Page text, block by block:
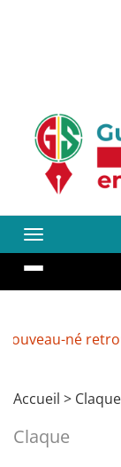
né
Accueil > Claque
Claque